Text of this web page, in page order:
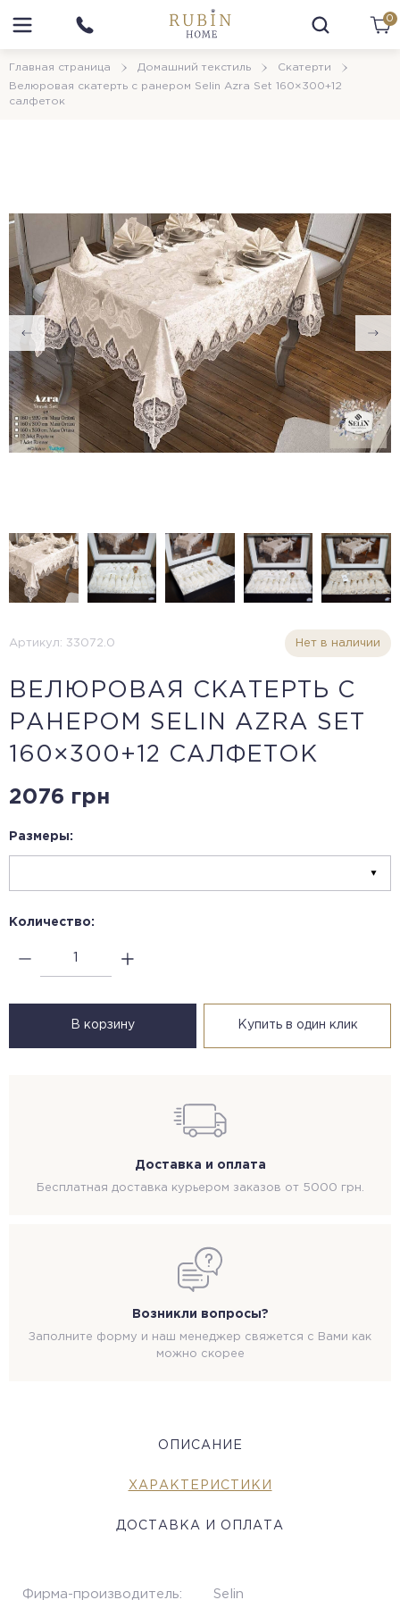
0
Главная страница Домашний текстиль
Скатерти
Велюровая скатерть с ранером Selin Azra Set 160×300+12
салфеток
Артикул: 33072.0 Нет в наличии
ВЕЛЮРОВАЯ СКАТЕРТЬ С
РАНЕРОМ SELIN AZRA SET
160×300+12 САЛФЕТОК
2076 грн
Размеры:
Количество:
В корзину Купить в один клик
Доставка и оплата
Бесплатная доставка курьером заказов от 5000 грн.
Возникли вопросы?
Заполните форму и наш менеджер свяжется с Вами как
можно скорее
ОПИСАНИЕ
ХАРАКТЕРИСТИКИ
ДОСТАВКА И ОПЛАТА
Фирма-производитель: Selin